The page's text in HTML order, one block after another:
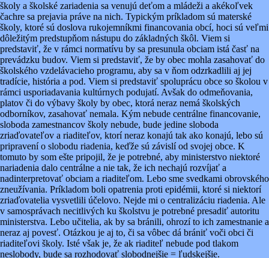
školy a školské zariadenia sa venujú deťom a mládeži a akékoľvek
čachre sa prejavia práve na nich. Typickým príkladom sú materské
školy, ktoré sú doslova rukojemníkmi financovania obcí, hoci sú veľmi
dôležitým predstupňom nástupu do základných škôl. Viem si
predstaviť, že v rámci normatívu by sa presunula obciam istá časť na
prevádzku budov. Viem si predstaviť, že by obec mohla zasahovať do
školského vzdelávacieho programu, aby sa v ňom odzrkadlili aj jej
tradície, história a pod. Viem si predstaviť spoluprácu obce so školou v
rámci usporiadavania kultúrnych podujatí. Avšak do odmeňovania,
platov či do výbavy školy by obec, ktorá neraz nemá školských
odborníkov, zasahovať nemala. Kým nebude centrálne financovanie,
sloboda zamestnancov školy nebude, bude jedine sloboda
zriaďovateľov a riaditeľov, ktorí neraz konajú tak ako konajú, lebo sú
pripravení o slobodu riadenia, keďže sú závislí od svojej obce. K
tomuto by som ešte pripojil, že je potrebné, aby ministerstvo niektoré
nariadenia dalo centrálne a nie tak, že ich nechajú rozvíjať a
nadinterpretovať obciam a riaditeľom. Lebo sme svedkami obrovského
zneužívania. Príkladom boli opatrenia proti epidémii, ktoré si niektorí
zriaďovatelia vysvetlili účelovo. Nejde mi o centralizáciu riadenia. Ale
v samosprávach necitlivých ku školstvu je potrebné presadiť autoritu
ministerstva. Lebo učitelia, ak by sa bránili, ohrozí to ich zamestnanie a
neraz aj povesť. Otázkou je aj to, či sa vôbec dá brániť voči obci či
riaditeľovi školy. Isté však je, že ak riaditeľ nebude pod tlakom
neslobody, bude sa rozhodovať slobodnejšie = ľudskejšie.